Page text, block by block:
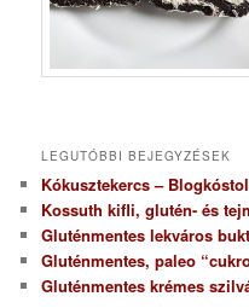
LEGUTÓBBI BEJEGYZÉSEK
Kókusztekercs –
Kossuth kifli, glutén- és
Gluténmentes lekváros
Gluténmentes, paleo
Gluténmentes krémes